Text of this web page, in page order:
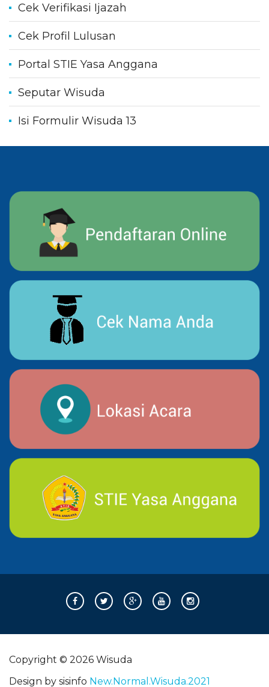
Cek Verifikasi Ijazah
Cek Profil Lulusan
Portal STIE Yasa Anggana
Seputar Wisuda
Isi Formulir Wisuda 13
Copyright © 2026 Wisuda
Design by sisinfo New.Normal.Wisuda.2021